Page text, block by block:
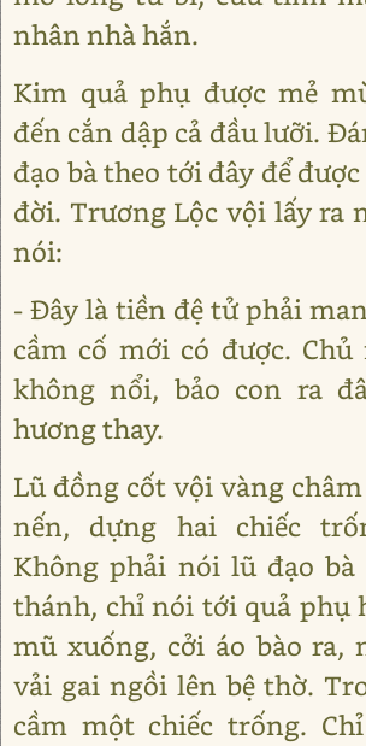
nhân nhà hắn.
Kim quả phụ được mẻ
đến cắn dập cả đầu lưỡi.
đạo bà theo tới đây để
đời. Trương Lộc vội lấy ra
nói:
- Đây là tiền đệ tử phải
cầm cố mới có được.
không nổi, bảo con ra
hương thay.
Lũ đồng cốt vội vàng
nến, dựng hai chiếc
Không phải nói lũ đạo
thánh, chỉ nói tới quả phụ
mũ xuống, cởi áo bào ra,
vải gai ngồi lên bệ thờ.
cầm một chiếc trống.